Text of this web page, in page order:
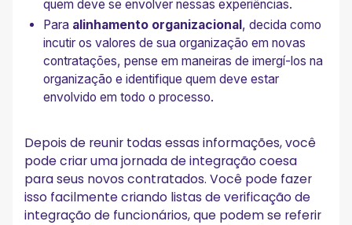
quem deve se envolver nessas experiências.
Para alinhamento organizacional , decida como
incutir os valores de sua organização em novas
contratações, pense em maneiras de imergí-los na
organização e identifique quem deve estar
envolvido em todo o processo.
Depois de reunir todas essas informações, você
pode criar uma jornada de integração coesa
para seus novos contratados. Você pode fazer
isso facilmente criando listas de verificação de
integração de funcionários, que podem se referir